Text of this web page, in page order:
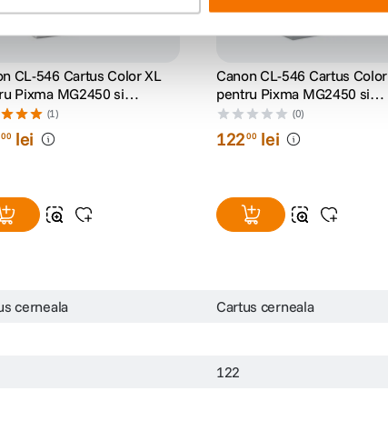
CL-546 Cartus Color XL
Pixma MG2450 si
(1)
00 lei
Canon CL-546 Cartus Color
pentru Pixma MG2450 si
MG2550
(0)
12200 lei
cerneala Cartus cerneala
122